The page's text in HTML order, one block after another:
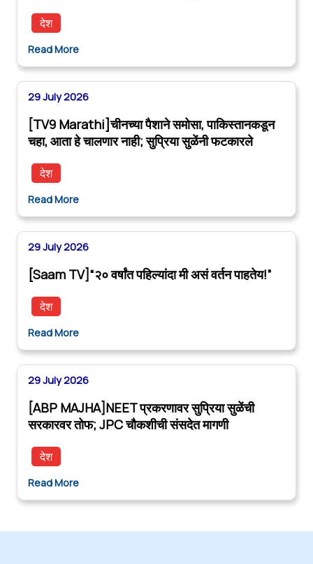
देश
Read More
29 July 2026
[TV9 Marathi]चीनच्या पैशाने समोसा, पाकिस्तानकडून
चहा, आता हे चालणार नाही; सुप्रिया सुळेंनी फटकारले
देश
Read More
29 July 2026
[Saam TV]“२० वर्षांत पहिल्यांदा मी असं वर्तन पाहतेय!”
देश
Read More
29 July 2026
[ABP MAJHA]NEET प्रकरणावर सुप्रिया सुळेंची
सरकारवर तोफ; JPC चौकशीची संसदेत मागणी
देश
Read More